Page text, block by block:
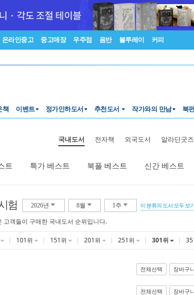
온라인중고 중고매장 우주점 음반 블루레이 커피
책 이벤트 정가인하도서 추천도서 작가와의 만남 북
국내도서 전자책 외국도서 알라딘굿즈
트 특가 베스트 북플 베스트 신간 베스트
험 2026년 8월 1주 이 분류의 도서 모두 보
고객들이 구매한 국내도서 순위입니다.
101위 151위 201위 251위 301위
전체선택 장바구
전체선택 장바구